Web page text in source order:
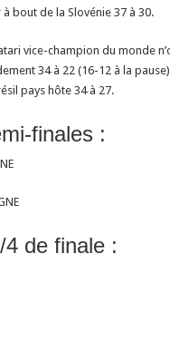
bout de la Slovénie 37 à 30.
vice-champion du monde
34 à 22 (16-12 à la
pays hôte 34 à 27.
finales :
de finale :